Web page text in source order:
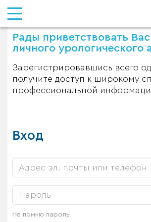
Рады приветствовать
личного урологического
Зарегистрировавшись всего
получите доступ к широкому
профессиональной
Вход
Не помню пароль